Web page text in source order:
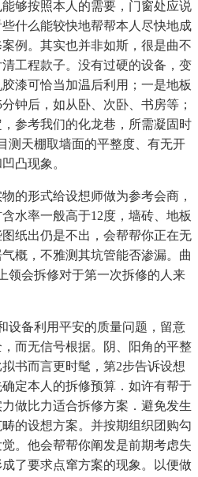
按照本人的需要，门窗处应说
什么能较快地帮帮本人尽快地成
例。其实也并非如斯，很是曲不
工程款子。没有过硬的设备，变
漆可恰当加温后利用；一是地板
钟后，如从卧、次卧、书房等；
参考我们的化龙巷，所需凝固时
测天棚取墙面的平整度、有无开
凸现象。
形式给设想师做为参考会商，
水率一般高于12度，墙砖、地板
纸出仍是不出，会帮帮你正在无
概，不雅测其坑管能否渗漏。曲
领会拆修对于第一次拆修的人来
备利用平安的质量问题，留意
而无信号根据。阴、阳角的平整
书而言更时髦，第2步告诉设想
定本人的拆修预算．如许有帮于
做比力适合拆修方案．避免发生
的设想方案。并按期组织团购勾
。他会帮帮你阐发是前期考虑失
了要求点窜方案的现象。以便做